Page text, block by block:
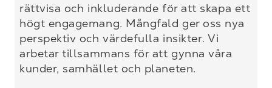
rättvisa och inkluderande för att skapa ett
högt engagemang. Mångfald ger oss nya
perspektiv och värdefulla insikter. Vi
arbetar tillsammans för att gynna våra
kunder, samhället och planeten.